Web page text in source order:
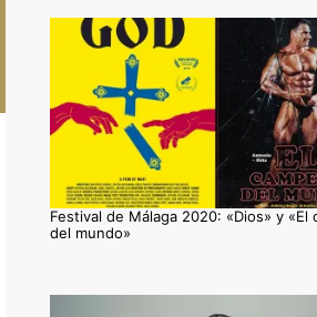
Festival de Málaga 2020: «Dios» y «El
del mundo»